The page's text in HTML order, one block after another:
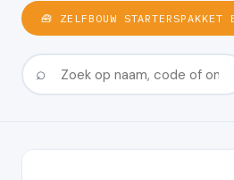
🧰 ZELFBOUW STARTERSPAKKET